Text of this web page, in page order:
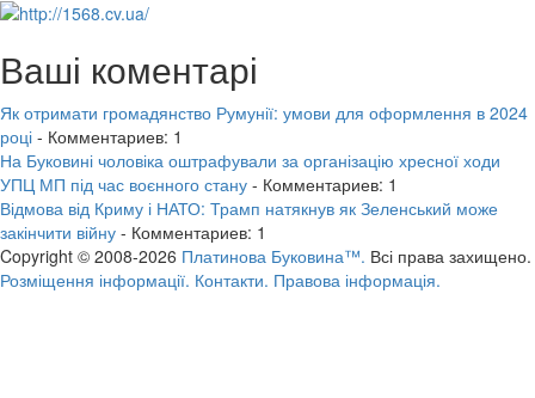
Ваші коментарі
Як отримати громадянство Румунії: умови для оформлення в 2024
році - Комментариев: 1
На Буковині чоловіка оштрафували за організацію хресної ходи
УПЦ МП під час воєнного стану - Комментариев: 1
Відмова від Криму і НАТО: Трамп натякнув як Зеленський може
закінчити війну - Комментариев: 1
Copyright © 2008-2026 Платинова Буковина™. Всі права захищено.
Розміщення інформації. Контакти. Правова інформація.